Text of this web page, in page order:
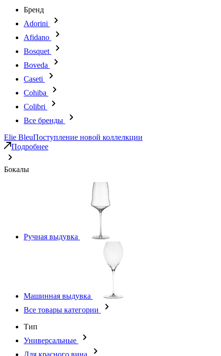
Бренд
Adorini
Afidano
Bosquet
Boveda
Caseti
Cohiba
Colibri
Все бренды
Elie BleuПоступление новой коллелкции
Подробнее
Бокалы
Ручная выдувка
Машинная выдувка
Все товары категории
Тип
Универсальные
Для красного вина